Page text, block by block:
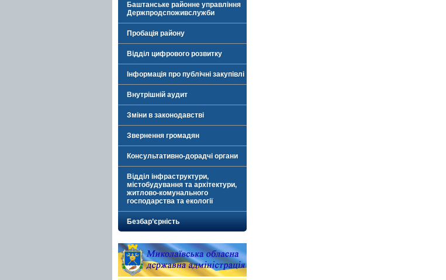
Баштанське районне управління
Держпродспоживслужби
Пробація району
Відділ цифрового розвитку
Інформація про публічні закупівлі
Внутрішній аудит
Зміни в законодавстві
Звернення громадян
Консультативно-дорадчі органи
Відділ інфраструктури,
містобудування та архітектури,
житлово-комунального
господарства та екології
Безбар’єрність